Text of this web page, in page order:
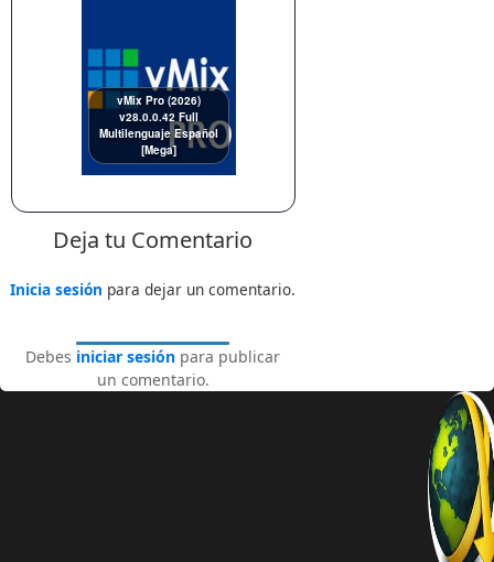
vMix Pro (2026)
v28.0.0.42 Full
Multilenguaje Español
[Mega]
Deja tu Comentario
Inicia sesión para dejar un comentario.
Debes iniciar sesión para publicar
un comentario.